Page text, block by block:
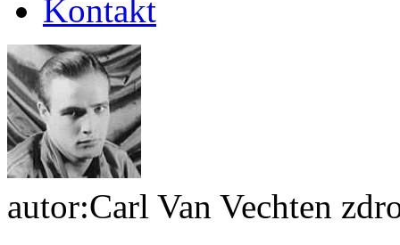
Kontakt
autor:Carl Van Vechten